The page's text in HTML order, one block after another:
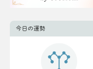
今日の運勢